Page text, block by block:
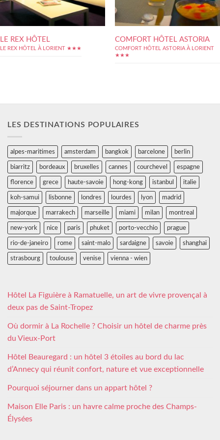
LE REX HÔTEL
LE REX HÔTEL À LORIENT ★★★
COMFORT HÔTEL ASTORIA
COMFORT HÔTEL ASTORIA À LORIENT
★★★
LES DESTINATIONS POPULAIRES
alpes-maritimes amsterdam bangkok barcelone berlin
biarritz bordeaux bruxelles cannes courchevel espagne
florence grece haute-savoie hong-kong istanbul italie
koh-samui lisbonne londres lourdes lyon madrid
majorque marrakech marseille miami milan montreal
new-york nice paris phuket porto-vecchio prague
rio-de-janeiro rome saint-malo sardaigne savoie shanghai
strasbourg toulouse venise vienna - wien
Hôtel La Figuière à Ramatuelle, un art de vivre provençal à
deux pas de Saint-Tropez
Où dormir à La Rochelle ? Choisir un hôtel de charme près
du Vieux-Port
Hôtel Beauregard : un hôtel 3 étoiles au bord du lac
d’Annecy qui réunit confort, nature et vue exceptionnelle
Pourquoi séjourner dans un appart hôtel ?
Maison Elle Paris : un havre calme proche des Champs-
Élysées